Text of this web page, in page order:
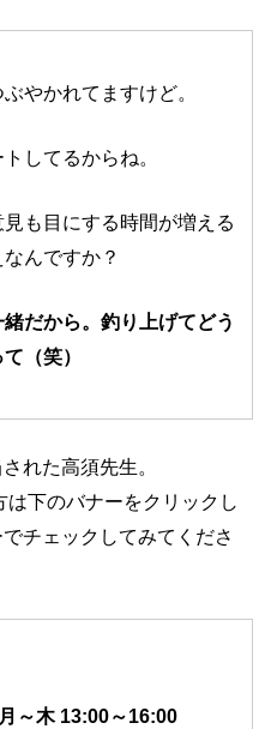
やかれてますけど。
してるからね。
も目にする時間が増える
んですか？
だから。釣り上げてどう
（笑）
れた高須先生。
下のバナーをクリックし
チェックしてみてくださ
～木 13:00～16:00